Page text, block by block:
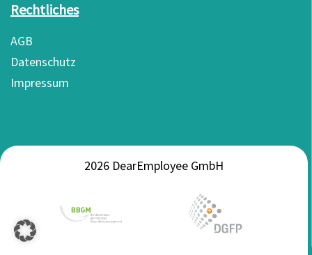
Rechtliches
AGB
Datenschutz
Impressum
2026 DearEmployee GmbH